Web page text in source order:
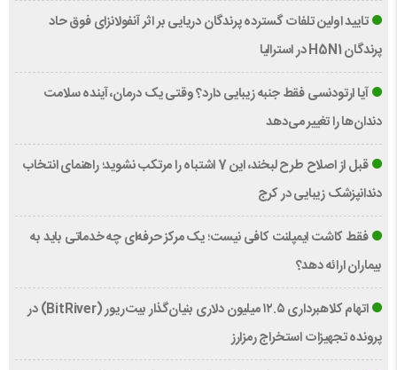
تایید اولین تلفات گسترده پرندگان دریایی بر اثر آنفولانزای فوق حاد
پرندگان H5N1 در استرالیا
آیا ارتودنسی فقط جنبه زیبایی دارد؟ وقتی یک درمان، آینده سلامت
دندان‌ها را تغییر می‌دهد
قبل از اصلاح طرح لبخند، این 7 اشتباه را مرتکب نشوید؛ راهنمای انتخاب
دندانپزشک زیبایی در کرج
فقط کاشت ایمپلنت کافی نیست؛ یک مرکز حرفه‌ای چه خدماتی باید به
بیماران ارائه دهد؟
اتهام کلاهبرداری ۱۲.۵ میلیون دلاری بنیان‌گذار بیت‌ریور (BitRiver) در
پرونده تجهیزات استخراج رمزارز